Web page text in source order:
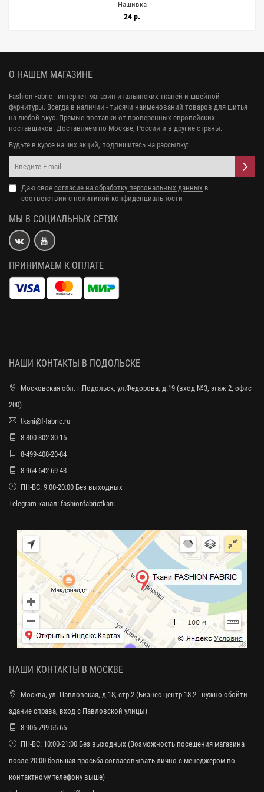
Нашивка
24 р.
О НАШЕМ МАГАЗИНЕ
Fashion Fabric - интернет магазин итальянских тканей и швейной
фурнитуры. Всегда в наличии - тысячи наименований товаров для шитья
на любой вкус. Прямые поставки от проверенных европейских
поставщиков. Доставляем по Москве, России и в другие страны.
Будьте в курсе наших акций, подпишитесь на рассылку:
Даю свое согласие на обработку персональных данных в
соответствии с политикой конфиденциальности
МЫ В СОЦИАЛЬНЫХ СЕТЯХ
ПРИНИМАЕМ К ОПЛАТЕ
НАШИ КОНТАКТЫ В ПОДОЛЬСКЕ
Московская обл. г.Подольск, ул.Федорова, д.19 (вход №3, этаж 2, офис
200)
tkani@f-fabric.ru
8-800-302-30-15
8-499-408-20-84
8-964-642-69-43
ПН-ВС: 9:00-20:00 Без выходных
Telegram-канал: fashionfabrictkani
НАШИ КОНТАКТЫ В МОСКВЕ
Москва, ул. Павловская, д.18, стр.2 (Бизнес-центр 18.2 - нужно обойти
здание справа, вход с Павловской улицы)
8-906-799-56-65
ПН-ВС: 10:00-21:00 Без выходных (Возможность посещения магазина
после 20:00 большая просьба согласовывать лично с менеджером по
контактному телефону выше)